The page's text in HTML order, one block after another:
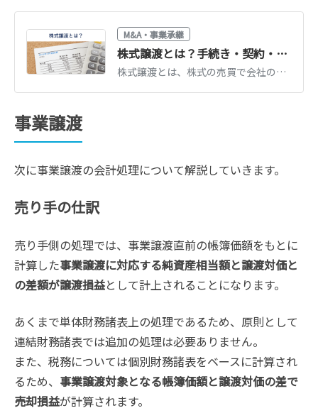
M&A・事業承継
株式譲渡とは？手続き・契約・税金の流れをわかりやすく解説【税理士監修】
株式譲渡とは、株式の売買で会社の経営権を移転するもっとも一般的なM&A手法です。手続き5ステップ、株式譲渡契約書のポイント、税金20.315%の計算を税理士監修で解説します。
事業譲渡
次に事業譲渡の会計処理について解説していきます。
売り手の仕訳
売り手側の処理では、事業譲渡直前の帳簿価額をもとに
計算した事業譲渡に対応する純資産相当額と譲渡対価と
の差額が譲渡損益として計上されることになります。
あくまで単体財務諸表上の処理であるため、原則として
連結財務諸表では追加の処理は必要ありません。
また、税務については個別財務諸表をベースに計算され
るため、 事業譲渡対象となる帳簿価額と譲渡対価の差で
売却損益が計算されます。